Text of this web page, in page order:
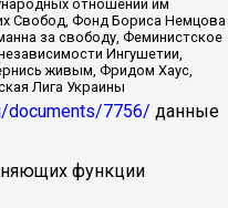
отношений им
Свобод, Фонд Бориса Немцова
за свободу, Феминистское
Ингушетии,
живым, Фридом Хаус,
Лига Украины
documents/7756/ данные
функции